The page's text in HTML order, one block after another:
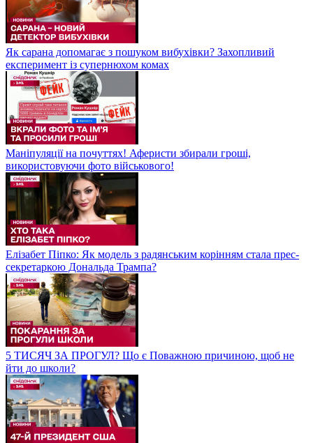
Як сарана допомагає з пошуком вибухівки? Захопливий
експеримент із супернюхом комах
Маніпуляції на почуттях! Аферисти збирали гроші,
використовуючи фото військового!
Елізабет Піпко: Як модель з радянським корінням стала прес-
секретаркою Дональда Трампа?
5 ТИСЯЧ ЗА ПРОГУЛ? Що є Поважною причиною, щоб не
йти до школи?